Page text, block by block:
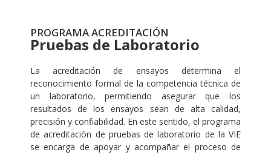
PROGRAMA ACREDITACIÓN
Pruebas de Laboratorio
La acreditación de ensayos determina el
reconocimiento formal de la competencia técnica de
un laboratorio, permitiendo asegurar que los
resultados de los ensayos sean de alta calidad,
precisión y confiabilidad. En este sentido, el programa
de acreditación de pruebas de laboratorio de la VIE
se encarga de apoyar y acompañar el proceso de